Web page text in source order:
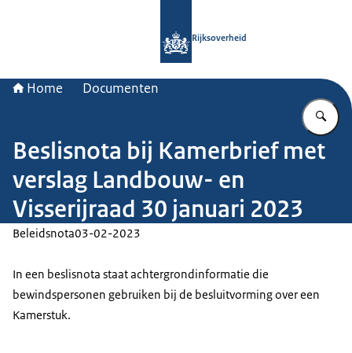
Rijksoverheid
Home Documenten
Beslisnota bij Kamerbrief met
verslag Landbouw- en
Visserijraad 30 januari 2023
Beleidsnota03-02-2023
In een beslisnota staat achtergrondinformatie die
bewindspersonen gebruiken bij de besluitvorming over een
Kamerstuk.